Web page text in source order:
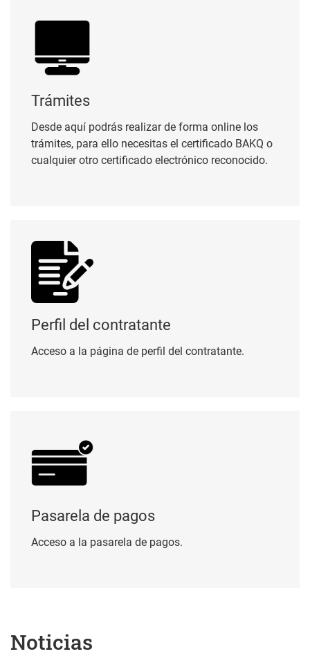
Trámites
Desde aquí podrás realizar de forma online los
trámites, para ello necesitas el certificado BAKQ o
cualquier otro certificado electrónico reconocido.
Perfil del contratante
Acceso a la página de perfil del contratante.
Pasarela de pagos
Acceso a la pasarela de pagos.
Noticias